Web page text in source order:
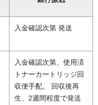
入金確認次第 発送
入金確認次第、使用済
トナーカートリッジ回
収便手配。 回収後再
生、2週間程度で発送